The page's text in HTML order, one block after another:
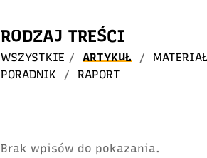
RODZAJ TREŚCI
WSZYSTKIE / ARTYKUŁ /
PORADNIK
/ RAPORT
Brak wpisów do pokazania.